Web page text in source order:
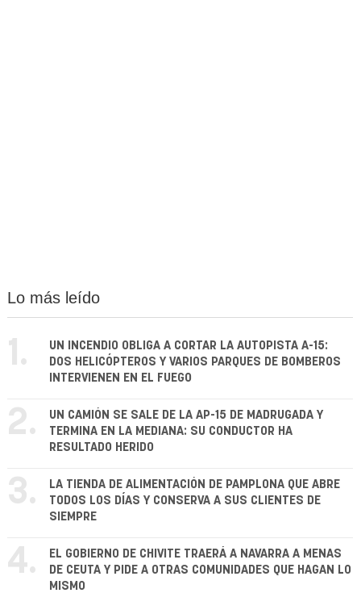
Lo más leído
1.
UN INCENDIO OBLIGA A CORTAR LA AUTOPISTA A-15:
DOS HELICÓPTEROS Y VARIOS PARQUES DE BOMBEROS
INTERVIENEN EN EL FUEGO
2.
UN CAMIÓN SE SALE DE LA AP-15 DE MADRUGADA Y
TERMINA EN LA MEDIANA: SU CONDUCTOR HA
RESULTADO HERIDO
3.
LA TIENDA DE ALIMENTACIÓN DE PAMPLONA QUE ABRE
TODOS LOS DÍAS Y CONSERVA A SUS CLIENTES DE
SIEMPRE
4.
EL GOBIERNO DE CHIVITE TRAERÁ A NAVARRA A MENAS
DE CEUTA Y PIDE A OTRAS COMUNIDADES QUE HAGAN LO
MISMO